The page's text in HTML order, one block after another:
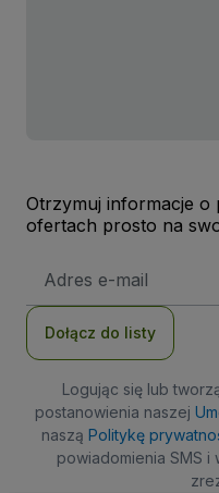
Otrzymuj informacje
ofertach prosto na
e-
Dołącz do listy
Logując się lub
postanowienia naszej
naszą Politykę
powiadomienia SMS